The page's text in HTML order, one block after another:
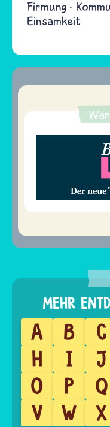
Firmung
Einsamkeit
A B C
H
I J
O
P Q
V
W X